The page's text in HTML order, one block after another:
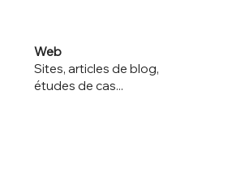
Web
Sites, articles de blog,
études de cas...